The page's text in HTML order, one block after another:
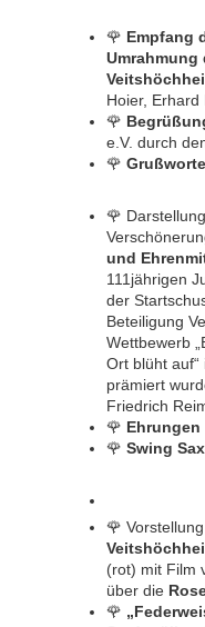
🌹 Empfang
Umrahmung
Hoier,
🌹
e.V. durch
🌹 Grußworte
🌹
und
111jährigen
der
Beteiligung
Wettbewerb
Ort blüht
prämiert
Friedrich
🌹 Ehrungen
🌹 Swing
🌹
(rot) mit Film
über die
🌹